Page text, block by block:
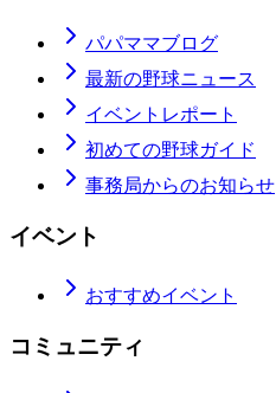
パパママブログ
最新の野球ニュース
イベントレポート
初めての野球ガイド
事務局からのお知らせ
イベント
おすすめイベント
コミュニティ